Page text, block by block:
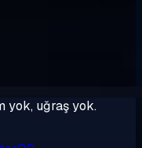
yok, uğraş yok.